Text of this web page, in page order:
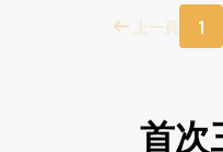
上一頁 1
首次